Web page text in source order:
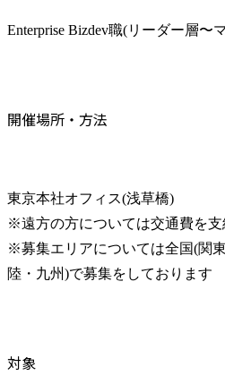
Enterprise Bizdev職(リーダー層〜
開催場所・方法
東京本社オフィス(浅草橋)
※遠方の方については交通費を支
※募集エリアについては全国(関
陸・九州)で募集をしております
対象